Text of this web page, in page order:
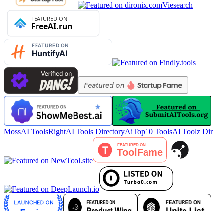
Viesearch
MossAI ToolsRightAI Tools DirectoryAiTop10 ToolsAI Toolz Dir